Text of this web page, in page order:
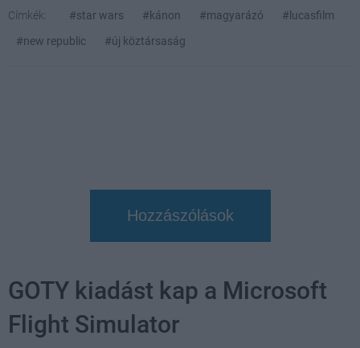
Címkék: #star wars #kánon #magyarázó
#lucasfilm
#new republic
#új köztársaság
Hozzászólások
GOTY kiadást kap a Microsoft
Flight Simulator